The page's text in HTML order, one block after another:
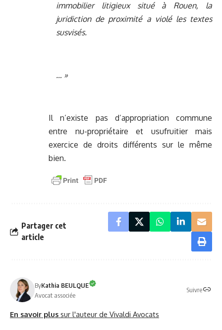
immobilier litigieux situé à Rouen, la
juridiction de proximité a violé les textes
susvisés.
… »
Il n’existe pas d’appropriation commune
entre nu-propriétaire et usufruitier mais
exercice de droits différents sur le même
bien.
Partager cet
article
ByKathia BEULQUE
Avocat associée
Suivre
En savoir plus sur l'auteur de Vivaldi Avocats